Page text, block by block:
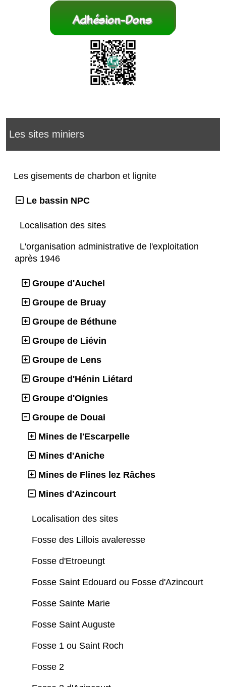
Les sites miniers
Les gisements de charbon et lignite
Le bassin NPC
Localisation des sites
L'organisation administrative de l'exploitation
après 1946
Groupe d'Auchel
Groupe de Bruay
Groupe de Béthune
Groupe de Liévin
Groupe de Lens
Groupe d'Hénin Liétard
Groupe d'Oignies
Groupe de Douai
Mines de l'Escarpelle
Mines d'Aniche
Mines de Flines lez Râches
Mines d'Azincourt
Localisation des sites
Fosse des Lillois avaleresse
Fosse d'Etroeungt
Fosse Saint Edouard ou Fosse d'Azincourt
Fosse Sainte Marie
Fosse Saint Auguste
Fosse 1 ou Saint Roch
Fosse 2